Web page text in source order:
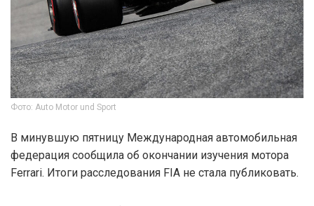
Фото: Auto Motor und Sport
В минувшую пятницу Международная автомобильная
федерация сообщила об окончании изучения мотора
Ferrari. Итоги расследования FIA не стала публиковать.